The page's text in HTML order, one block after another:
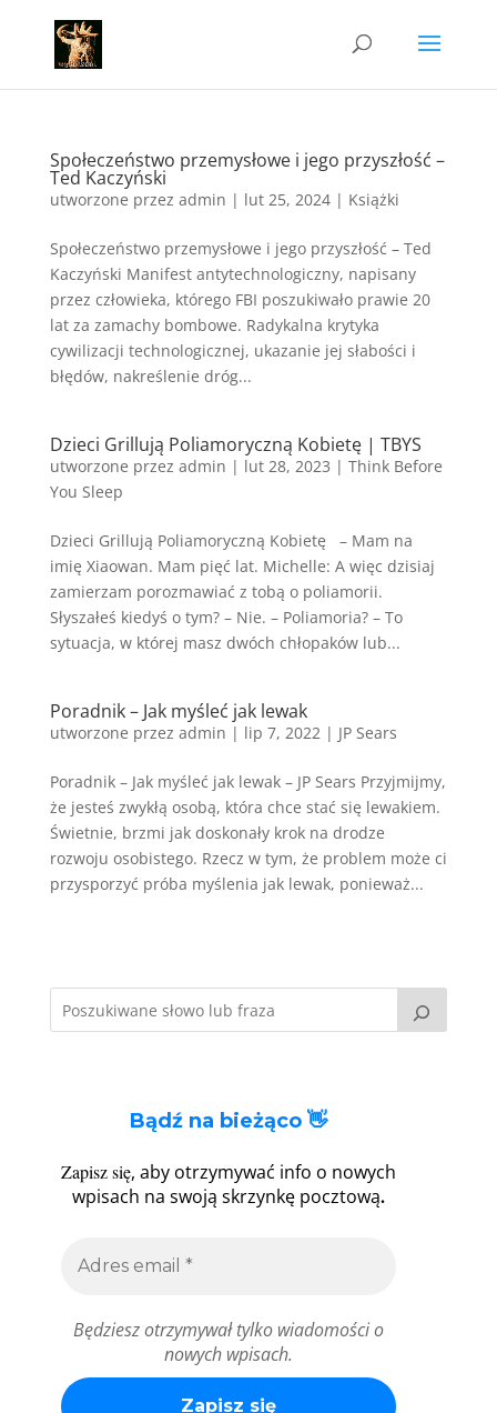
Społeczeństwo przemysłowe i jego przyszłość –
Ted Kaczyński
utworzone przez admin | lut 25, 2024| Książki
Społeczeństwo przemysłowe i jego przyszłość – Ted
Kaczyński Manifest antytechnologiczny, napisany
przez człowieka, którego FBI poszukiwało prawie 20
lat za zamachy bombowe. Radykalna krytyka
cywilizacji technologicznej, ukazanie jej słabości i
błędów, nakreślenie dróg...
Dzieci Grillują Poliamoryczną Kobietę | TBYS
utworzone przez admin | lut 28, 2023 | Think Before
You Sleep
Dzieci Grillują Poliamoryczną Kobietę – Mam na
imię Xiaowan. Mam pięć lat. Michelle: A więc dzisiaj
zamierzam porozmawiać z tobą o poliamorii.
Słyszałeś kiedyś o tym? – Nie. – Poliamoria? – To
sytuacja, w której masz dwóch chłopaków lub...
Poradnik – Jak myśleć jak lewak
utworzone przez admin | lip 7, 2022| JP Sears
Poradnik – Jak myśleć jak lewak – JP Sears Przyjmijmy,
że jesteś zwykłą osobą, która chce stać się lewakiem.
Świetnie, brzmi jak doskonały krok na drodze
rozwoju osobistego. Rzecz w tym, że problem może ci
przysporzyć próba myślenia jak lewak, ponieważ...
Bądź na bieżąco 👋
Zapisz się, aby otrzymywać info o nowych
wpisach na swoją skrzynkę pocztową.
Będziesz otrzymywał tylko wiadomości o
nowych wpisach.